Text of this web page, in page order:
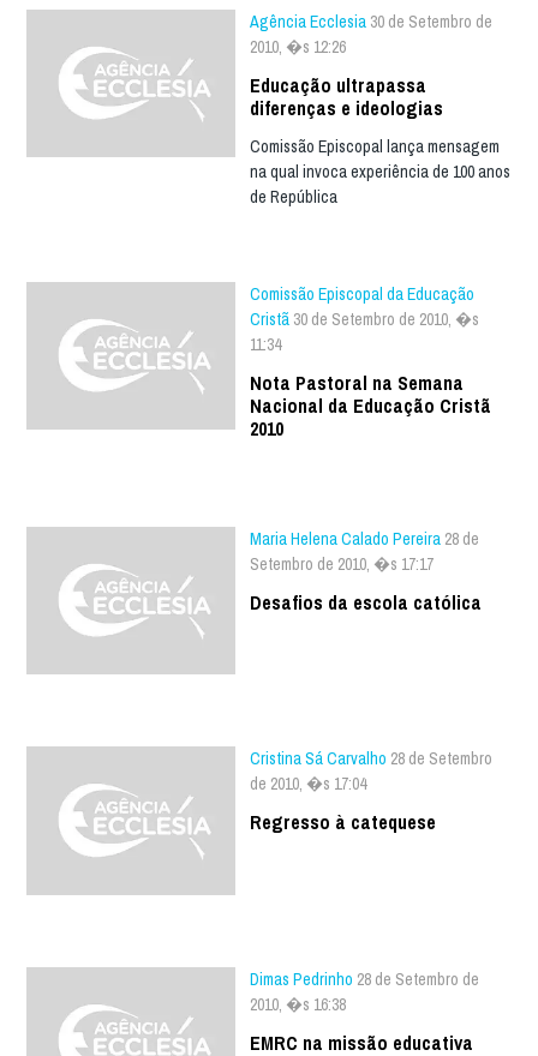
Agência Ecclesia 30 de Setembro de
2010, �s 12:26
Educação ultrapassa
diferenças e ideologias
Comissão Episcopal lança mensagem
na qual invoca experiência de 100 anos
de República
Comissão Episcopal da Educação
Cristã 30 de Setembro de 2010, �s
11:34
Nota Pastoral na Semana
Nacional da Educação Cristã
2010
Maria Helena Calado Pereira 28 de
Setembro de 2010, �s 17:17
Desafios da escola católica
Cristina Sá Carvalho 28 de Setembro
de 2010, �s 17:04
Regresso à catequese
Dimas Pedrinho 28 de Setembro de
2010, �s 16:38
EMRC na missão educativa